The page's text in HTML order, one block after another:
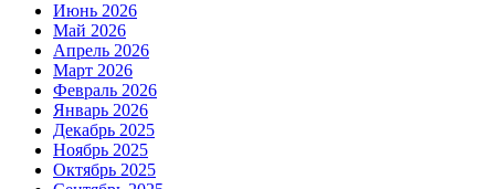
Июнь 2026
Май 2026
Апрель 2026
Март 2026
Февраль 2026
Январь 2026
Декабрь 2025
Ноябрь 2025
Октябрь 2025